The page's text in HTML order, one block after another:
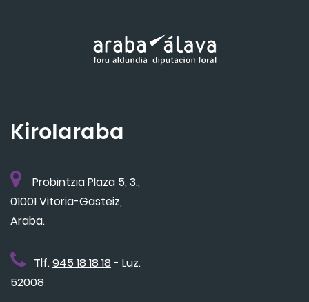
Kirolaraba
Probintzia Plaza 5, 3.,
01001 Vitoria-Gasteiz,
Araba.
Tlf.945 18 18 18 - Luz.
52008